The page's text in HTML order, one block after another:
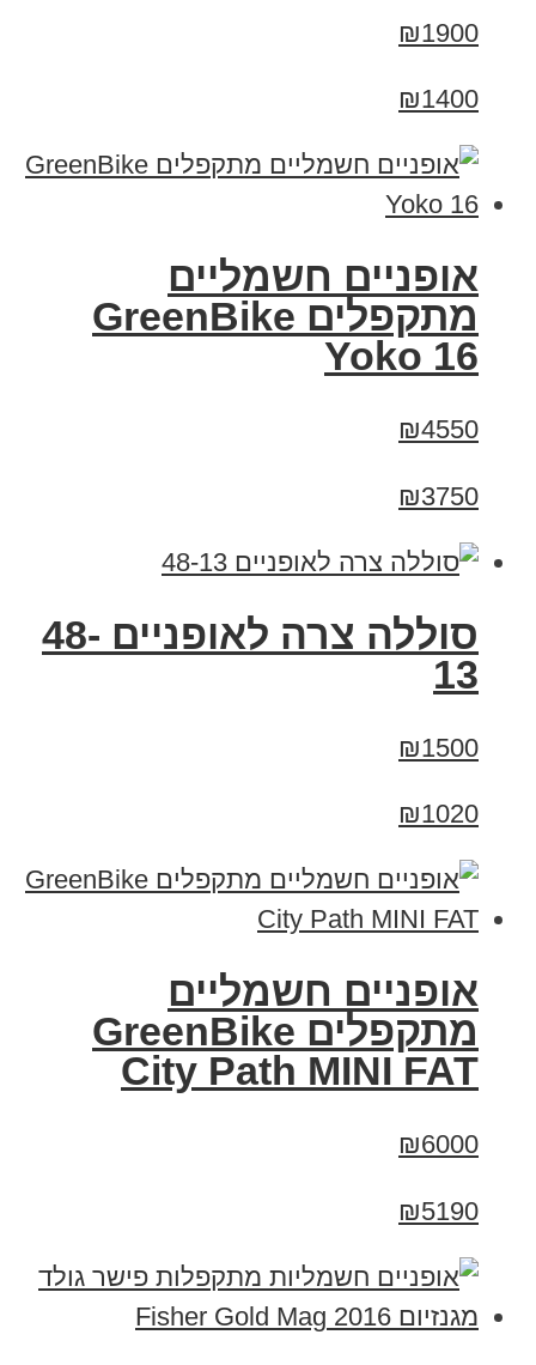
₪1900
₪1400
‏אופניים חשמליים
‏מתקפלים GreenBike
Yoko 16
₪4550
₪3750
סוללה צרה לאופניים 48-
₪1500
₪1020
אופניים חשמליים
‏מתקפלים GreenBike
City Path MINI FAT
₪6000
₪5190